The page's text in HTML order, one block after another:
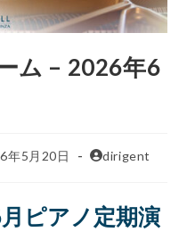
ム – 2026年6
年5月20日 dirigent
ピアノ定期演